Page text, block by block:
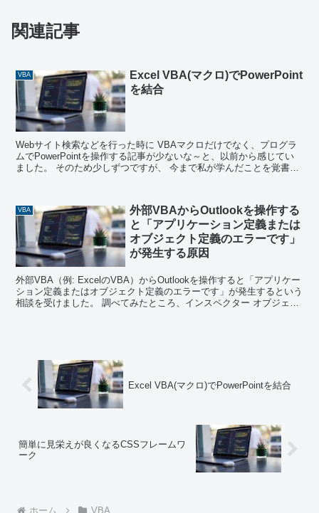
関連記事
VBA
Excel VBA(マクロ)でPowerPoint
を結合
Webサイト検索などを行った時に VBAマクロだけでなく、プログラ
ムでPowerPointを操作する記事が少ないな～と、以前から感じてい
ました。 そのため少しずつですが、 今まで私が学んだことを覚書と
VBA
外部VBAからOutlookを操作する
と「アプリケーション定義または
オブジェクト定義のエラーです」
が発生する原因
外部VBA（例: ExcelのVBA）からOutlookを操作すると「アプリケー
ション定義またはオブジェクト定義のエラーです」が発生するという
相談を受けました。 調べてみたところ、インスペクター オブジェク
Excel VBA(マクロ)でPowerPointを結合
簡単に見栄えが良くなるCSSフレームワ
ーク
ホーム VBA